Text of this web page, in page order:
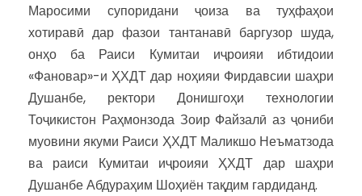
Маросими супоридани ҷоиза ва туҳфаҳои
хотиравӣ дар фазои тантанавӣ баргузор шуда,
онҳо ба Раиси Кумитаи иҷроияи ибтидоии
«Фановар»-и ҲХДТ дар ноҳияи Фирдавсии шаҳри
Душанбе, ректори Донишгоҳи технологии
Тоҷикистон Раҳмонзода Зоир Файзалӣ аз ҷониби
муовини якуми Раиси ҲХДТ Маликшо Неъматзода
ва раиси Кумитаи иҷроияи ҲХДТ дар шаҳри
Душанбе Абдураҳим Шоҳиён тақдим гардиданд.